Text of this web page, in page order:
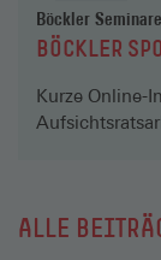
Böckler
BÖCKLER
Kurze Online-
ALLE